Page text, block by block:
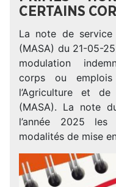
CERTAINS
La note de service
(MASA) du 21-05-
modulation
corps ou
l’Agriculture et
(MASA). La note
l’année 2025
modalités de mise